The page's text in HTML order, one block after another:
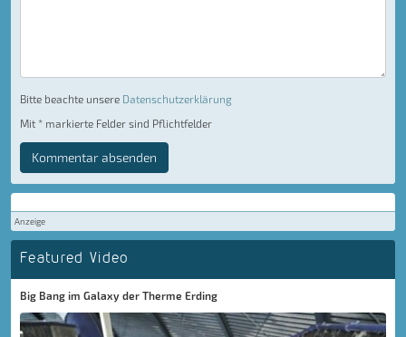
Bitte beachte unsere Datenschutzerklärung
Mit * markierte Felder sind Pflichtfelder
Kommentar absenden
Anzeige
Featured Video
Big Bang im Galaxy der Therme Erding